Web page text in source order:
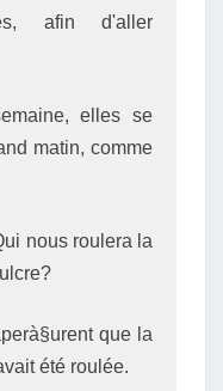
afin d'aller
elles se
matin, comme
nous roulera la
que la
été roulée.